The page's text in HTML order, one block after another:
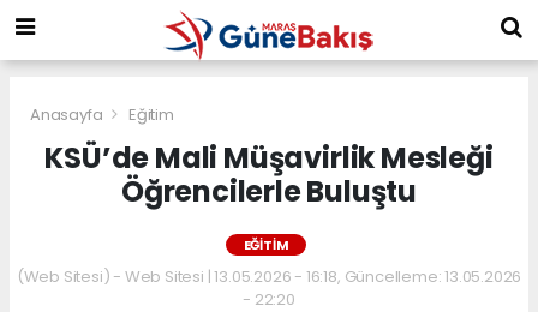
Anasayfa Eğitim
KSÜ’de Mali Müşavirlik Mesleği
Öğrencilerle Buluştu
EĞITIM
(Web Sitesi) - Web Sitesi | 13.05.2026 - 16:18, Güncelleme: 13.05.2026
- 22:20